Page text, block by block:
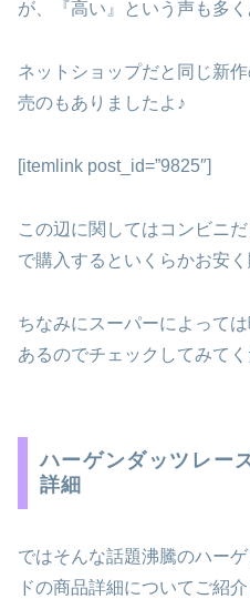
が、『高い』という声も多
ネットショップだと同じ新
売のもありましたよ♪
[itemlink post_id=”9825″]
この辺に関してはコンビニ
で購入するといくらかお安
ちなみにスーパーによって
あるのでチェックしてみて
ハーゲンダッツレー
詳細
ではそんな話題沸騰のハー
ドの商品詳細についてご紹